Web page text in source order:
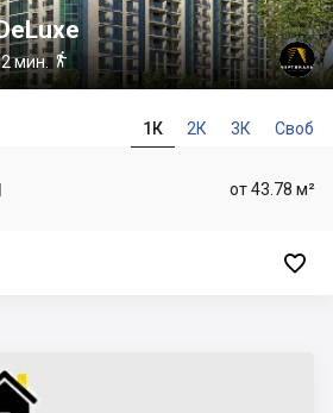
мин.
1К 2К 3К Своб
от 43.78 м²
